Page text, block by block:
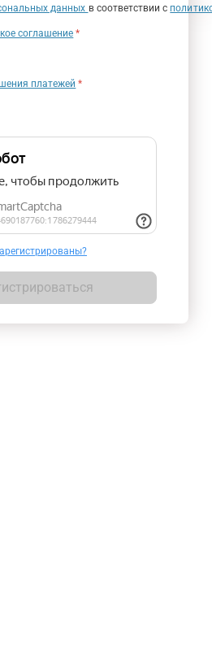
данных в соответствии с
соглашение *
платежей *